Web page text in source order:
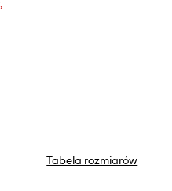
Tabela rozmiarów